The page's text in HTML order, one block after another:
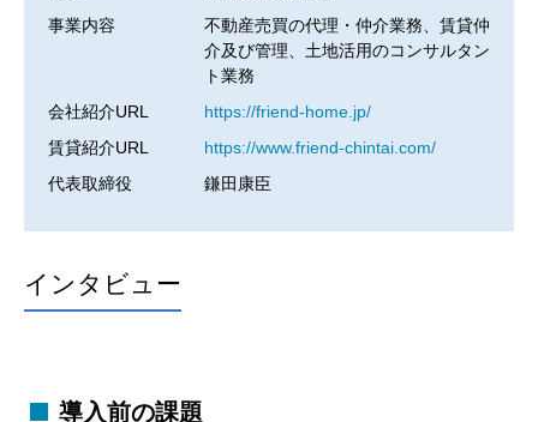
事業内容
不動産売買の代理・仲介業務、賃貸仲
介及び管理、土地活用のコンサルタン
ト業務
会社紹介URL
https://friend-home.jp/
賃貸紹介URL
https://www.friend-chintai.com/
代表取締役
鎌田康臣
インタビュー
導入前の課題